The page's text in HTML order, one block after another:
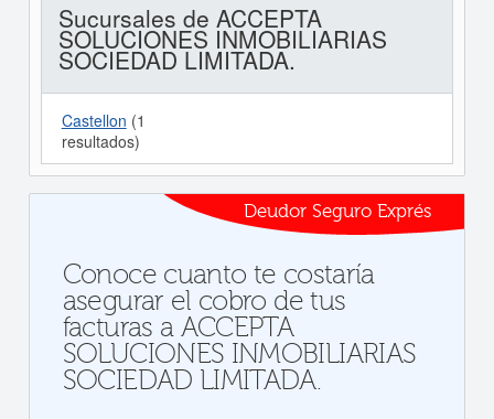
Sucursales de ACCEPTA
SOLUCIONES INMOBILIARIAS
SOCIEDAD LIMITADA.
Castellon (1
resultados)
Deudor Seguro Exprés
Conoce cuanto te costaría
asegurar el cobro de tus
facturas a ACCEPTA
SOLUCIONES INMOBILIARIAS
SOCIEDAD LIMITADA.